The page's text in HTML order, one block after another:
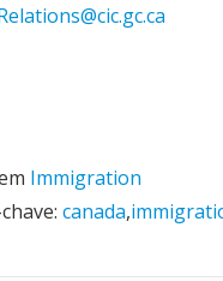
Immigration
canada,